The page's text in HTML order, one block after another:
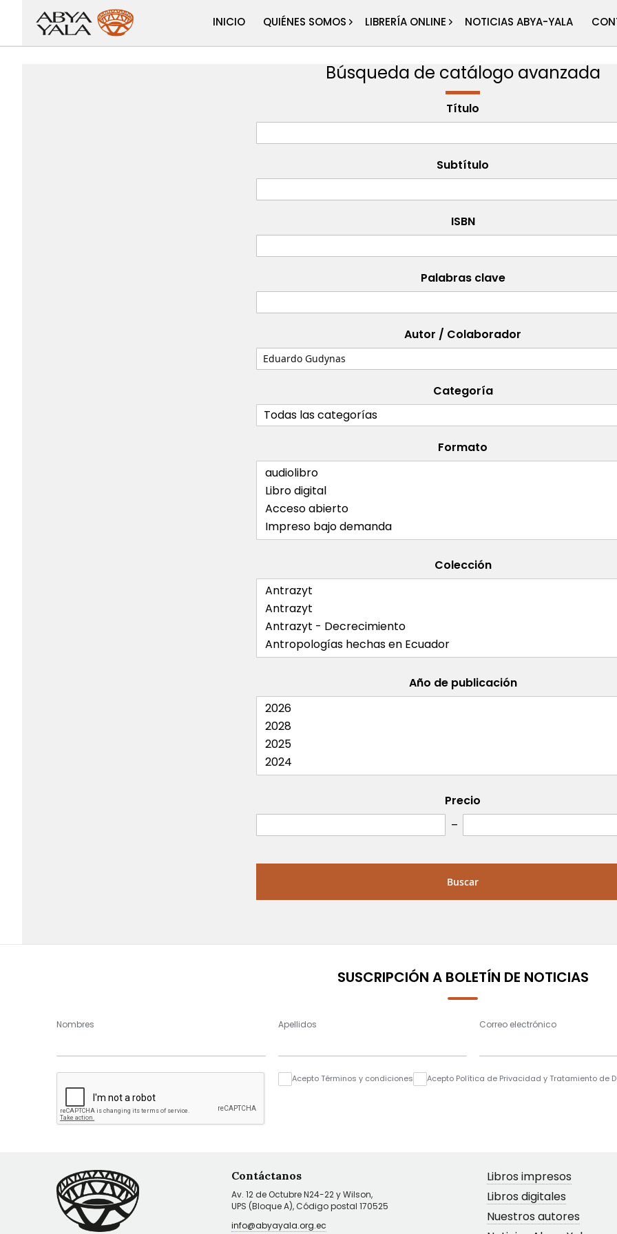
INICIO QUIÉNES SOMOS LIBRERÍA ONLINE NOTICIAS ABYA-YALA
Búsqueda de catálogo avanzada
de
Título
Subtítulo
ISBN
Palabras clave
Autor / Colaborador
Categoría
Formato
Colección
Año de publicación
Precio
Buscar
SUSCRIPCIÓN A BOLETÍN DE NOTICIAS
Nombres Apellidos Correo electrónico
Acepto Términos y condiciones Acepto Política de Privacidad y Tratamiento de
Contáctanos
Av. 12 de Octubre N24-22 y Wilson,
UPS (Bloque A), Código postal 170525
info@abyayala.org.ec
Libros impresos
Libros digitales
Nuestros autores